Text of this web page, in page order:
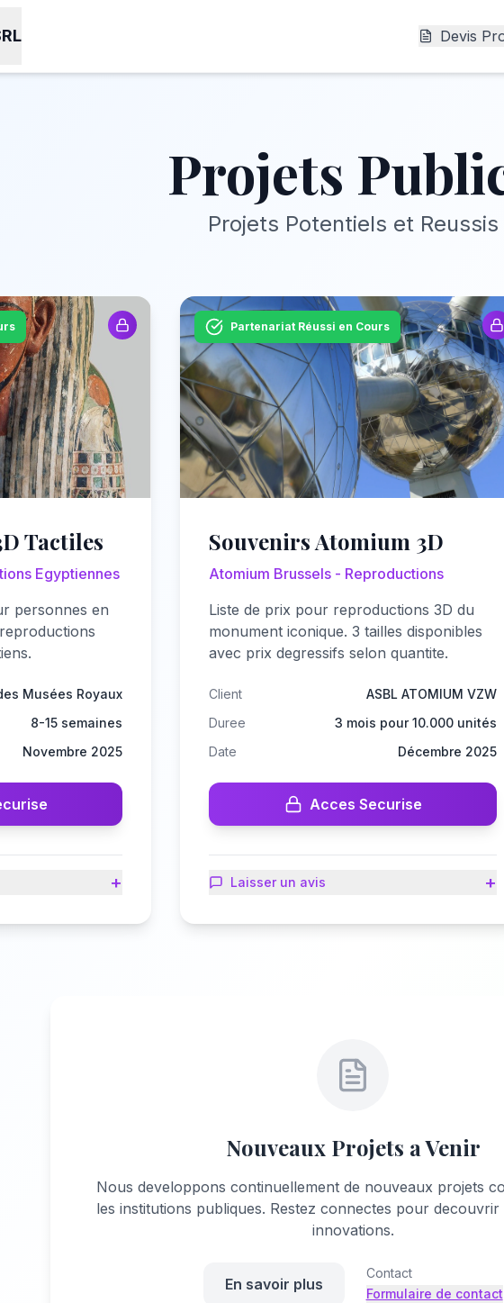
Devis
Projets
Projets Potentiels et Reussis
Tactiles
Egyptiennes
personnes en
Musées Royaux
8-15 semaines
Novembre 2025
+
Partenariat Réussi en Cours
Souvenirs Atomium 3D
Atomium Brussels - Reproductions
Liste de prix pour reproductions 3D du
monument iconique. 3 tailles disponibles
avec prix degressifs selon quantite.
Client
ASBL ATOMIUM VZW
Duree
3 mois pour 10.000 unités
Date
Décembre 2025
Acces Securise
Laisser un avis +
Nouveaux Projets a Venir
Nous developpons continuellement de nouveaux projets
les institutions publiques. Restez connectes pour
innovations.
En savoir plus
Contact
Formulaire de contact